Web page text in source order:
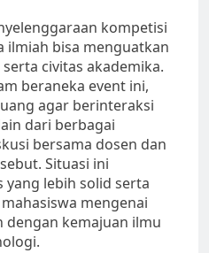
kompetisi
ilmiah bisa menguatkan
civitas akademika.
beraneka event ini,
agar berinteraksi
dari berbagai
bersama dosen dan
Situasi ini
lebih solid serta
mengenai
kemajuan ilmu